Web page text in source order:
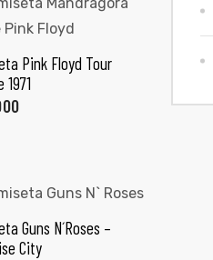
Pink Floyd Tour
1971
Guns N´Roses –
City